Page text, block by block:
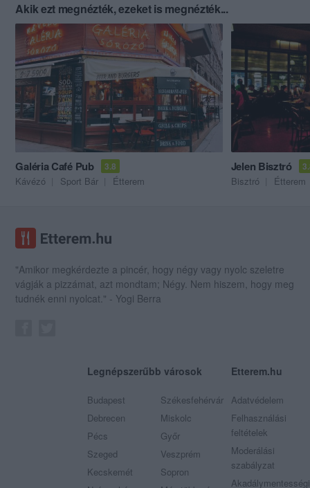
Akik ezt megnézték, ezeket is megnézték...
Galéria Café Pub 3.8
Kávézó Sport Bár Étterem
Jelen Bisztró
Bisztró Étterem
"Amikor megkérdezte a pincér, hogy négy vagy nyolc szeletre
vágják a pizzámat, azt mondtam; Négy. Nem hiszem, hogy meg
tudnék enni nyolcat." - Yogi Berra
Legnépszerűbb városok
Budapest
Debrecen
Pécs
Szeged
Kecskemét
Székesfehérvár
Miskolc
Győr
Veszprém
Sopron
Etterem.hu
Adatvédelem
Felhasználási
feltételek
Moderálási
szabályzat
Akadálymentességi